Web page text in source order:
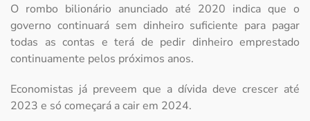
O rombo bilionário anunciado até 2020 indica que o
governo continuará sem dinheiro suficiente para pagar
todas as contas e terá de pedir dinheiro emprestado
continuamente pelos próximos anos.
Economistas já preveem que a dívida deve crescer até
2023 e só começará a cair em 2024.